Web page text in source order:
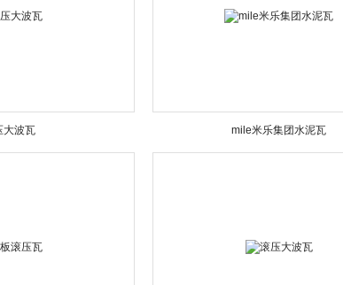
大波瓦 mile米乐集团水泥瓦